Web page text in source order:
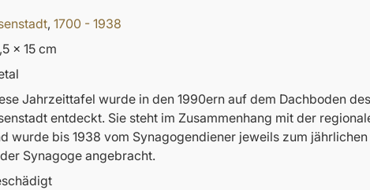
, 1700 - 1938
x 15 cm
Jahrzeittafel wurde in den 1990ern auf dem Dachboden
entdeckt. Sie steht im Zusammenhang mit der
wurde bis 1938 vom Synagogendiener jeweils zum
Synagoge angebracht.